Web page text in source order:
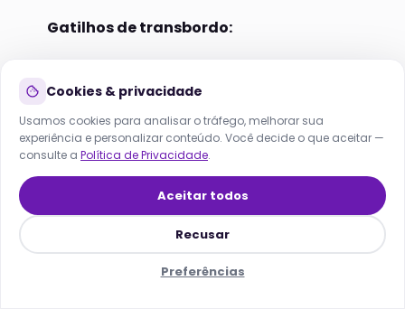
Gatilhos de transbordo:
Cliente VIP (score alto)
Reclamação detectada
Solicitação explícita do cliente
Horário comercial + disponibilidade do
Lana
Cookies & privacidade
Usamos cookies para analisar o tráfego, melhorar sua
experiência e personalizar conteúdo. Você decide o que aceitar —
consulte a Política de Privacidade.
Recusar
Preferências
Aceitar todos